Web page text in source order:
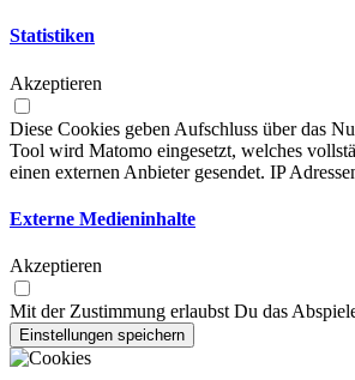
Statistiken
Akzeptieren
Diese Cookies geben Aufschluss über das
Tool wird Matomo eingesetzt, welches
einen externen Anbieter gesendet. IP
Externe Medieninhalte
Akzeptieren
Mit der Zustimmung erlaubst Du das
Einstellungen speichern